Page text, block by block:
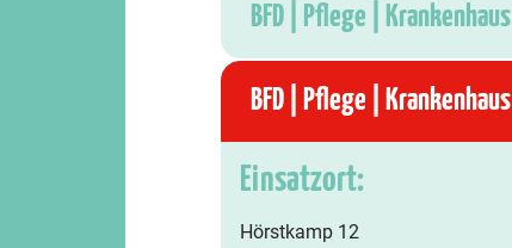
BFD | Pflege | Krankenhaus
BFD | Pflege | Krankenhaus
Einsatzort:
Hörstkamp 12